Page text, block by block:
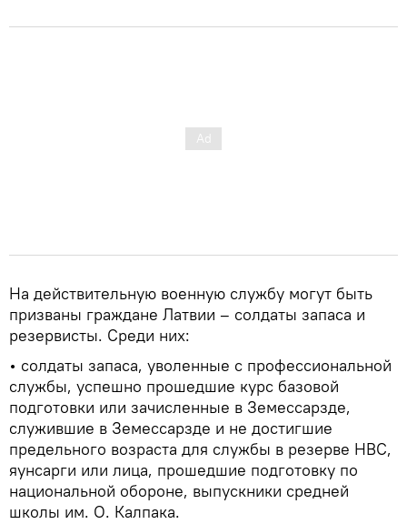
На действительную военную службу могут быть
призваны граждане Латвии – солдаты запаса и
резервисты. Среди них:
• солдаты запаса, уволенные с профессиональной
службы, успешно прошедшие курс базовой
подготовки или зачисленные в Земессарзде,
служившие в Земессарзде и не достигшие
предельного возраста для службы в резерве НВС,
яунсарги или лица, прошедшие подготовку по
национальной обороне, выпускники средней
школы им. О. Калпака.